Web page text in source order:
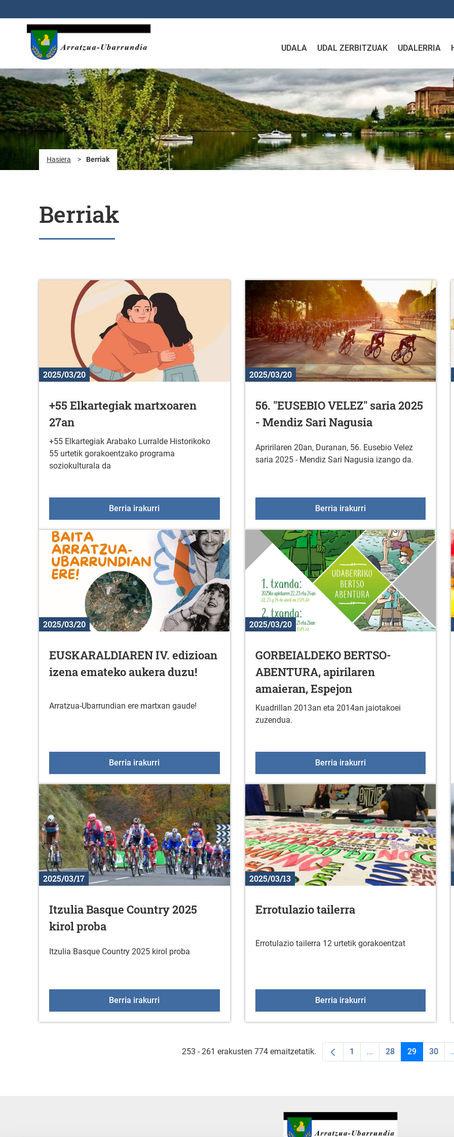
UDALA UDAL ZERBITZUAK UDALERRIA
Hasiera > Berriak
Berriak
2025/03/20
+55 Elkartegiak martxoaren
27an
+55 Elkartegiak Arabako Lurralde Historikoko
55 urtetik gorakoentzako programa
soziokulturala da
Berria irakurri
2025/03/20
56. "EUSEBIO VELEZ" saria 2025
- Mendiz Sari Nagusia
Apririlaren 20an, Duranan, 56. Eusebio Velez
saria 2025 - Mendiz Sari Nagusia izango da.
Berria irakurri56. "EUSEBIO VELEZ"
2025/03/20
EUSKARALDIAREN IV. edizioan
izena emateko aukera duzu!
Arratzua-Ubarrundian ere martxan gaude!
Berria irakurri EUSKARALDIAREN IV. edizioan izena emateko aukera duzu!
2025/03/20
GORBEIALDEKO BERTSO-
ABENTURA, apirilaren
amaieran, Espejon
Kuadrillan 2013an eta 2014an jaiotakoei
zuzendua.
Berria irakurriGORBEIALDEKO
2025/03/17
Itzulia Basque Country 2025
kirol proba
Itzulia Basque Country 2025 kirol proba
Berria irakurri
2025/03/13
Errotulazio tailerra
Errotulazio tailerra 12 urtetik gorakoentzat
Berria irakurriErrotulazio tailerra
253 - 261 erakusten 774 emaitzetatik. Orrialdea
1 ...Intermediate Pages Use
Orrialdea
28 Orrialdea
29 30